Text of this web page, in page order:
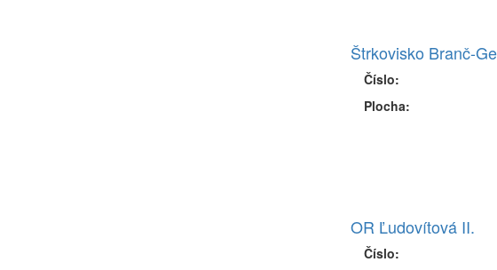
Štrkovisko Branč-
Číslo:
Plocha:
OR Ľudovítová II.
Číslo: